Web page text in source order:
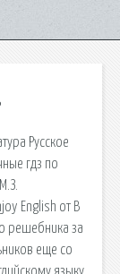
Русское
гдз по
English от В
решебника за
еще со
языку